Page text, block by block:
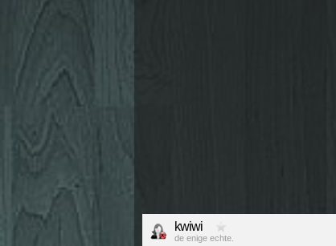
kwiwi
de enige echte.